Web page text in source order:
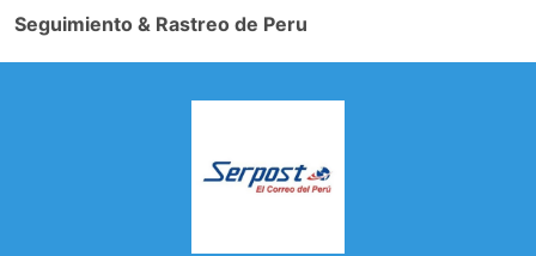
Seguimiento & Rastreo de Peru